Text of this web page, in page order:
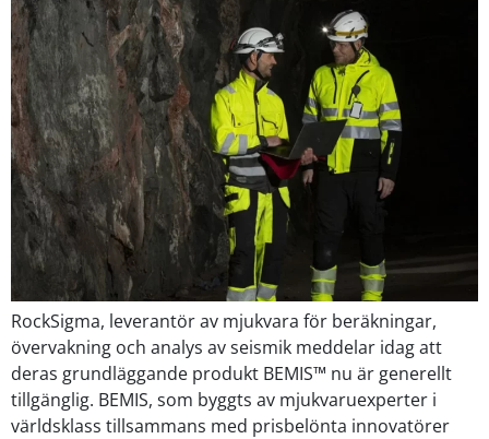
RockSigma, leverantör av mjukvara för beräkningar,
övervakning och analys av seismik meddelar idag att
deras grundläggande produkt BEMIS™ nu är generellt
tillgänglig. BEMIS, som byggts av mjukvaruexperter i
världsklass tillsammans med prisbelönta innovatörer